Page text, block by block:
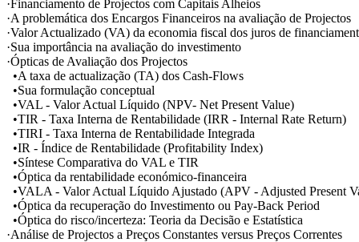
·Financiamento de Projectos com Capitais Alheios
·A problemática dos Encargos Financeiros na avaliação de Projectos
·Valor Actualizado (VA) da economia fiscal dos juros de
·Sua importância na avaliação do investimento
·Ópticas de Avaliação dos Projectos
•A taxa de actualização (TA) dos Cash-Flows
•Sua formulação conceptual
•VAL - Valor Actual Líquido (NPV- Net Present Value)
•TIR - Taxa Interna de Rentabilidade (IRR - Internal Rate Return)
•TIRI - Taxa Interna de Rentabilidade Integrada
•IR - Índice de Rentabilidade (Profitability Index)
•Síntese Comparativa do VAL e TIR
•Óptica da rentabilidade económico-financeira
•VALA - Valor Actual Líquido Ajustado (APV - Adjusted Present
•Óptica da recuperação do Investimento ou Pay-Back Period
•Óptica do risco/incerteza: Teoria da Decisão e Estatística
·Análise de Projectos a Preços Constantes versus Preços Correntes